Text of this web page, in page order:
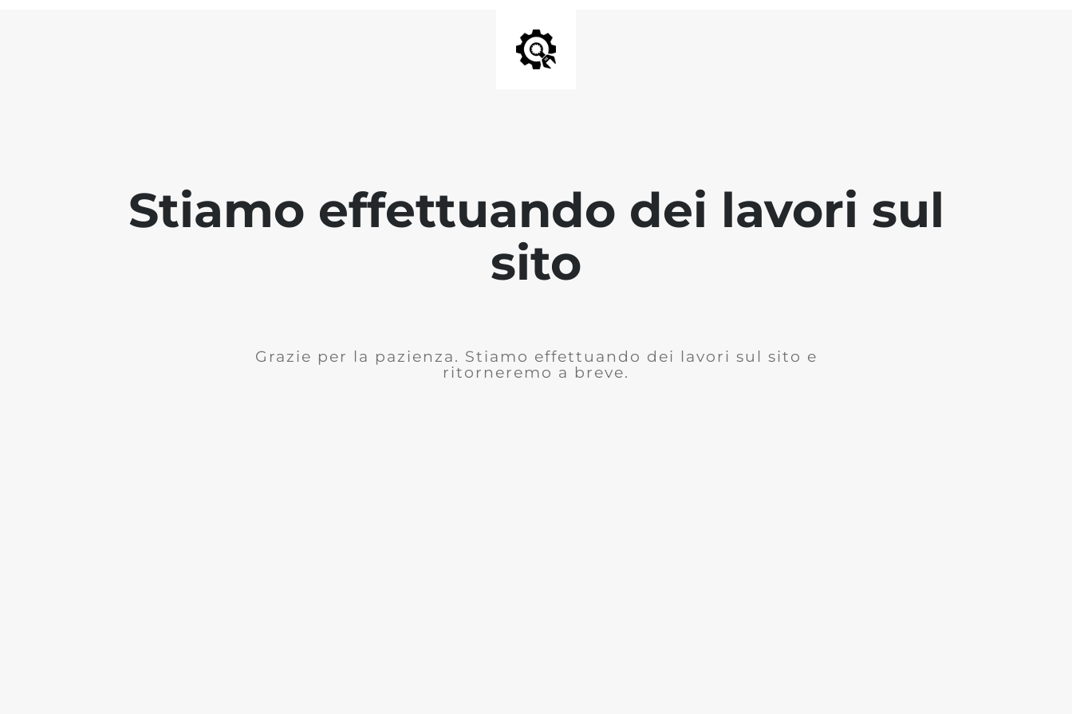
Stiamo effettuando dei lavori sul
sito
Grazie per la pazienza. Stiamo effettuando dei lavori sul sito e
ritorneremo a breve.